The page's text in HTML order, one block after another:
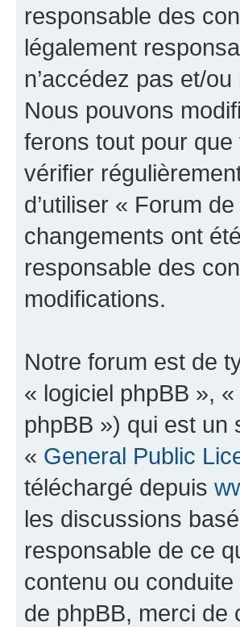
responsable des
légalement
n’accédez pas et/
Nous pouvons
ferons tout pour que
vérifier
d’utiliser « Forum
changements ont
responsable des
modifications.
Notre forum est de
« logiciel phpBB »,
phpBB ») qui est un
« General Public
téléchargé depuis
les discussions
responsable de ce
contenu ou
de phpBB, merci de